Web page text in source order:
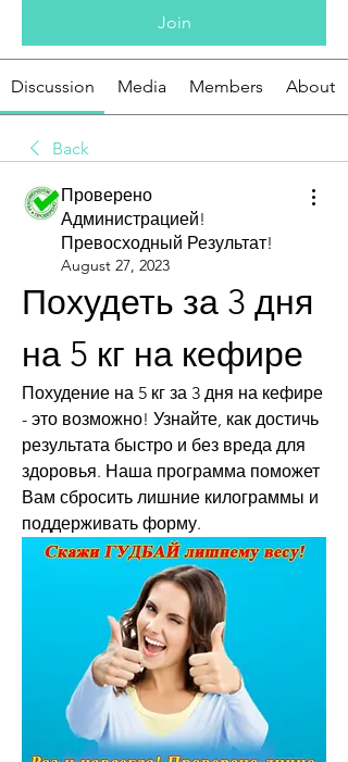
Join
Discussion Media Members About
Back
Проверено
Администрацией!
Превосходный Результат!
August 27, 2023
Похудеть за 3 дня
на 5 кг на кефире
Похудение на 5 кг за 3 дня на кефире
- это возможно! Узнайте, как достичь
результата быстро и без вреда для
здоровья. Наша программа поможет
Вам сбросить лишние килограммы и
поддерживать форму.